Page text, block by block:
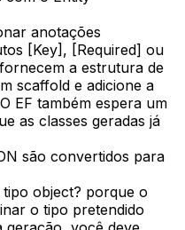
anotações
[Key], [Required] ou
a estrutura de
scaffold e adicione a
EF também espera um
as classes geradas já
são convertidos para
object? porque o
o tipo pretendido